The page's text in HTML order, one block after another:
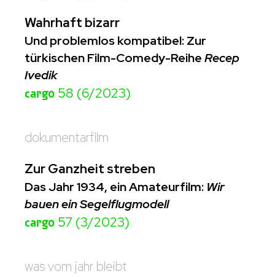
Wahrhaft bizarr
Und problemlos kompatibel: Zur
türkischen Film-Comedy-ReiheRecep
Ivedik
cargo 58 (6/2023)
dokumentarfilm
Zur Ganzheit streben
Das Jahr 1934, ein Amateurfilm: Wir
bauen ein Segelflugmodell
cargo 57 (3/2023)
was vom jahr bleibt